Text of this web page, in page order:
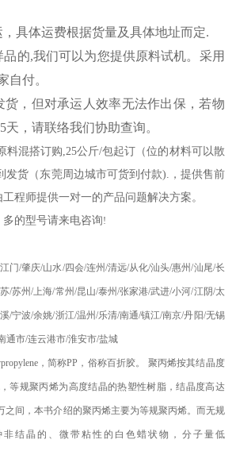
具体运费根据货量及具体地址而定.
品的,我们可以为您提供原料试机。采用
自付。
货，但对承运人效率无法作出保，若物
5天，请联络我们协助查询。
料混搭订购 ,25公斤/包起订（位的材料可以散
发货（东莞周边城市可货到付款).
，提供售前
程师提供一对一的产品问题解决方案。
的型号请来电咨询!
江门/肇庆/山水/四会/连州 /清远/从化/汕头/惠州/汕尾/长
/苏州/上海/常州 /昆山/泰州 /张家港/武进/小河/江阴/太
/宁波/余姚/浙江/温州 /乐清/南通/镇江/南京/丹阳/无锡
通市/连云港市/淮安市/盐城
，简称PP ，俗称百折胶。 聚丙烯按其结晶度
等规聚丙烯为高度结晶的热塑性树脂，结晶度高达
之间，本书介绍的聚丙烯主要为等规聚丙烯。而无规
结晶的、微带粘性的白色蜡状物，分子量低